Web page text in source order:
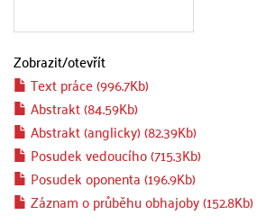
Zobrazit/otevřít
Text práce (996.7Kb)
Abstrakt (84.59Kb)
Abstrakt (anglicky) (82.39Kb)
Posudek vedoucího (715.3Kb)
Posudek oponenta (196.9Kb)
Záznam o průběhu obhajoby (152.8Kb)